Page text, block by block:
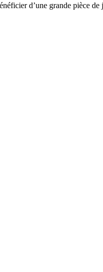
d’une grande pièce